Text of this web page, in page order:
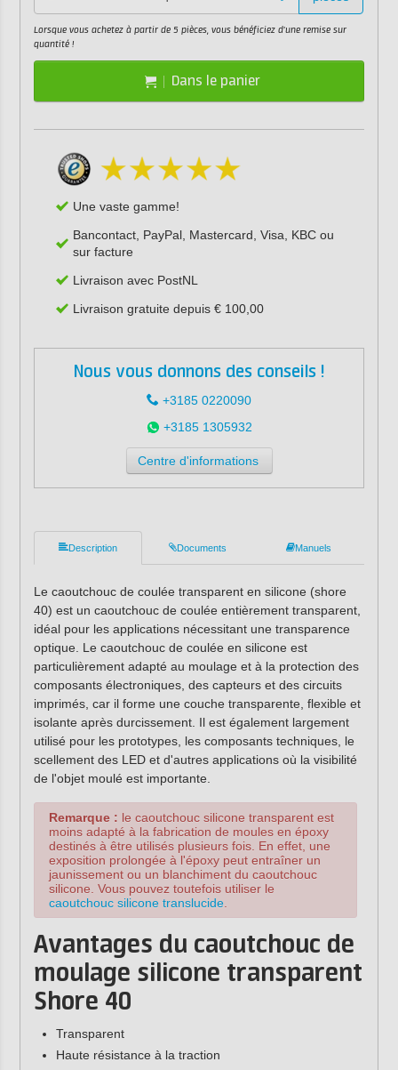
Lorsque vous achetez à partir de 5 pièces, vous bénéficiez d'une remise sur
quantité !
Dans le panier
Une vaste gamme!
Bancontact, PayPal, Mastercard, Visa, KBC ou
sur facture
Livraison avec PostNL
Livraison gratuite depuis € 100,00
Nous vous donnons des conseils !
+3185 0220090
+3185 1305932
Centre d'informations
Description Documents Manuels
Le caoutchouc de coulée transparent en silicone (shore
40) est un caoutchouc de coulée entièrement transparent,
idéal pour les applications nécessitant une transparence
optique. Le caoutchouc de coulée en silicone est
particulièrement adapté au moulage et à la protection des
composants électroniques, des capteurs et des circuits
imprimés, car il forme une couche transparente, flexible et
isolante après durcissement. Il est également largement
utilisé pour les prototypes, les composants techniques, le
scellement des LED et d'autres applications où la visibilité
de l'objet moulé est importante.
Remarque : le caoutchouc silicone transparent est
moins adapté à la fabrication de moules en époxy
destinés à être utilisés plusieurs fois. En effet, une
exposition prolongée à l'époxy peut entraîner un
jaunissement ou un blanchiment du caoutchouc
silicone. Vous pouvez toutefois utiliser le
caoutchouc silicone translucide.
Avantages du caoutchouc de
moulage silicone transparent
Shore 40
Transparent
Haute résistance à la traction